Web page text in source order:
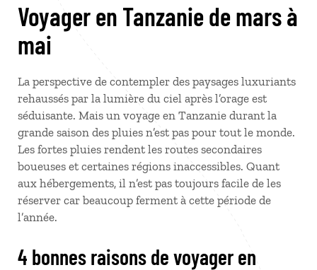
Voyager en Tanzanie de mars à
mai
La perspective de contempler des paysages luxuriants
rehaussés par la lumière du ciel après l’orage est
séduisante. Mais un voyage en Tanzanie durant la
grande saison des pluies n’est pas pour tout le monde.
Les fortes pluies rendent les routes secondaires
boueuses et certaines régions inaccessibles. Quant
aux hébergements, il n’est pas toujours facile de les
réserver car beaucoup ferment à cette période de
l’année.
4 bonnes raisons de voyager en